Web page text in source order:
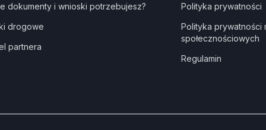
dokumenty i wnioski potrzebujesz?
drogowe
partnera
Polityka prywatności
Polityka prywatności
społecznościowych
Regulamin